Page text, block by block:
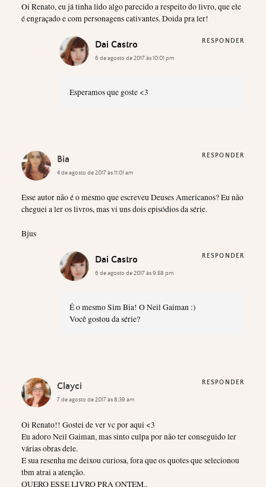
Oi Renato, eu já tinha lido algo parecido a respeito do livro, que ele
é engraçado e com personagens cativantes. Doida pra ler!
Dai Castro
6 de agosto de 2017 às 10:01 pm
Esperamos que goste <3
RESPONDER
Bia
4 de agosto de 2017 às 11:01 am
Esse autor não é o mesmo que escreveu Deuses Americanos? Eu não
cheguei a ler os livros, mas vi uns dois episódios da série.
Bjus
RESPONDER
Dai Castro
6 de agosto de 2017 às 9:58 pm
É o mesmo Sim Bia! O Neil Gaiman :)
Você gostou da série?
RESPONDER
Clayci
7 de agosto de 2017 às 8:39 am
Oi Renato!! Gostei de ver vc por aqui <3
Eu adoro Neil Gaiman, mas sinto culpa por não ter conseguido ler
várias obras dele.
E sua resenha me deixou curiosa, fora que os quotes que selecionou
tbm atrai a atenção.
QUERO ESSE LIVRO PRA ONTEM..
RESPONDER